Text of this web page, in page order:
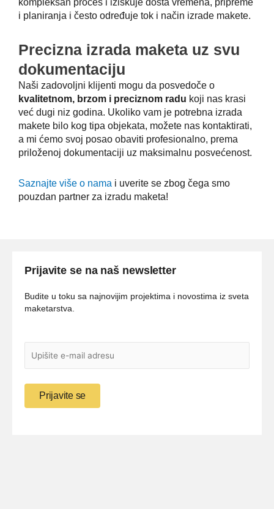
kompleksan proces i iziskuje dosta vremena, pripreme
i planiranja i često određuje tok i način izrade makete.
Precizna izrada maketa uz svu
dokumentaciju
Naši zadovoljni klijenti mogu da posvedoče o
kvalitetnom, brzom i preciznom radu koji nas krasi
već dugi niz godina. Ukoliko vam je potrebna izrada
makete bilo kog tipa objekata, možete nas kontaktirati,
a mi ćemo svoj posao obaviti profesionalno, prema
priloženoj dokumentaciji uz maksimalnu posvećenost.
Saznajte više o nama i uverite se zbog čega smo
pouzdan partner za izradu maketa!
Prijavite se na naš newsletter
Budite u toku sa najnovijim projektima i novostima iz sveta
maketarstva.